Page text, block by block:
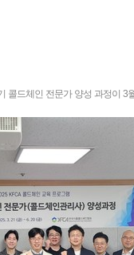
콜드체인 전문가 양성 과정이 3